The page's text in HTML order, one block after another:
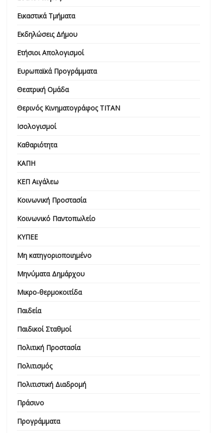
Εικαστικά Τμήματα
Εκδηλώσεις Δήμου
Ετήσιοι Απολογισμοί
Ευρωπαϊκά Προγράμματα
Θεατρική Ομάδα
Θερινός Κινηματογράφος ΤΙΤΑΝ
Ισολογισμοί
Καθαριότητα
ΚΑΠΗ
ΚΕΠ Αιγάλεω
Κοινωνική Προστασία
Κοινωνικό Παντοπωλείο
ΚΥΠΕΕ
Μη κατηγοριοποιημένο
Μηνύματα Δημάρχου
Μικρο-θερμοκοιτίδα
Παιδεία
Παιδικοί Σταθμοί
Πολιτική Προστασία
Πολιτισμός
Πολιτιστική Διαδρομή
Πράσινο
Προγράμματα